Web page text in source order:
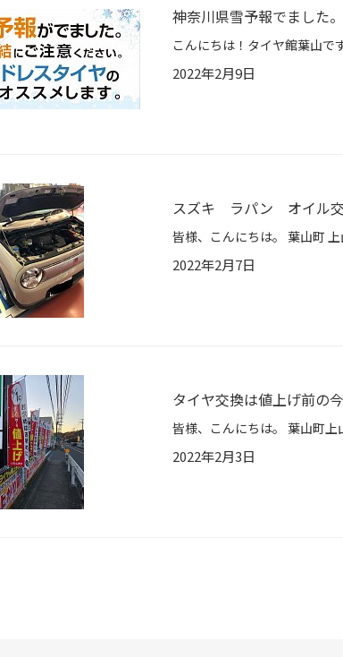
神奈川県雪予報でました。
2022年2月9日
スズキ ラパン オイル
2022年2月7日
タイヤ交換は値上げ前の
2022年2月3日